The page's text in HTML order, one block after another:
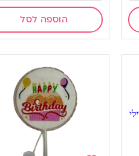
הוספה לסל